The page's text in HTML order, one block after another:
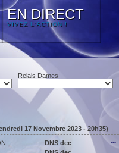
EN DIRECT
VIVEZ L'ACTION !
Relais Dames
17 Novembre 2023 - 20h35)
DNS dec ---
---